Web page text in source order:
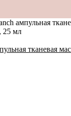
ампульная
25 мл